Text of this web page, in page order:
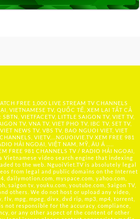
FREE 1,000 LIVE STREAM TV CHANNELS
VIETNAMESE TV, QUỐC TẾ, XEM LẠI TẤT CẢ
VIETFACETV, LITTLE SAIGON TV, VIET TV,
TV, VNA TV, VIET PHO TV, IBC TV, SET TV,
NEWS TV, VBS TV, BAO NGUOI VIET, VIET
VIETV,... NGUOIVIE.TV XEM FREE 981
HẢI NGOẠI, VIỆT NAM, MỸ, ÂU Á …..
FREE 981 CHANNELS TV / RADIO HẢI NGOẠI,
Vietnamese video search engine that indexing
to the web. NguoiViet.TV is absolutely legal
from legal and public domains on the Internet
dailymotion.com, myspace.com, yahoo.com,
saigon tv, youku.com, youtube.com, Saigon TV,
others. We do not host or upload any video,
flv, mpg, mpeg, divx, dvd rip, mp3, mp4, torrent,
not responsible for the accuracy, compliance,
or any other aspect of the content of other